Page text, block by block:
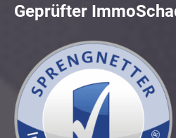
Geprüfter